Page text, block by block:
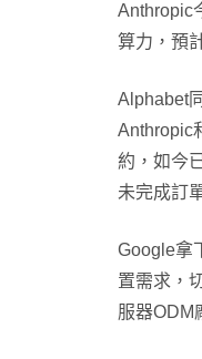
Anthropic
算力，預
Alphabet
Anthropic
約，如今
未完成訂
Google拿
置需求，
服器ODM